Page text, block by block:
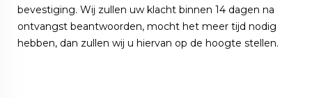
bevestiging. Wij zullen uw klacht binnen 14 dagen na
ontvangst beantwoorden, mocht het meer tijd nodig
hebben, dan zullen wij u hiervan op de hoogte stellen.